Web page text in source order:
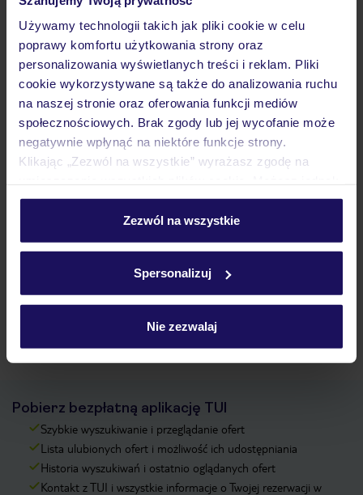
Używamy technologii takich jak pliki cookie w celu
poprawy komfortu użytkowania strony oraz
personalizowania wyświetlanych treści i reklam. Pliki
cookie wykorzystywane są także do analizowania ruchu
na naszej stronie oraz oferowania funkcji mediów
społecznościowych. Brak zgody lub jej wycofanie może
negatywnie wpłynąć na niektóre funkcje strony.
Klikając „Zezwól na wszystkie” wyrażasz zgodę na
personalizować swój wybór wchodząc w zakładkę
Szczegółowe informacje o plikach cookie znajdziesz
Zezwól na wszystkie
Spersonalizuj
Nie zezwalaj
Wyżywienie
Atrakcje
Ważne informacje
Często zadawane pytania
Jak zmienić uczestników/osobę zgłaszającą?
Czy w Hotelu będzie przedstawiciel TUI?
pokładowe/bilety lotnicze?
Zobacz więcej
Pobierz bezpłatną aplikację TUI
Szybkie wyszukiwanie i przeglądanie ofert
Lista ulubionych ofert i możliwość ich udostępniania
Historia wyszukiwań i ostatnio oglądanych ofert
Kontakt z TUI i wszystkie informacje o Twojej rezerwacji w